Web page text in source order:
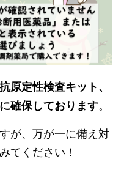
原定性検査キット、
確保しております。
が、万が一に備え対
てください！